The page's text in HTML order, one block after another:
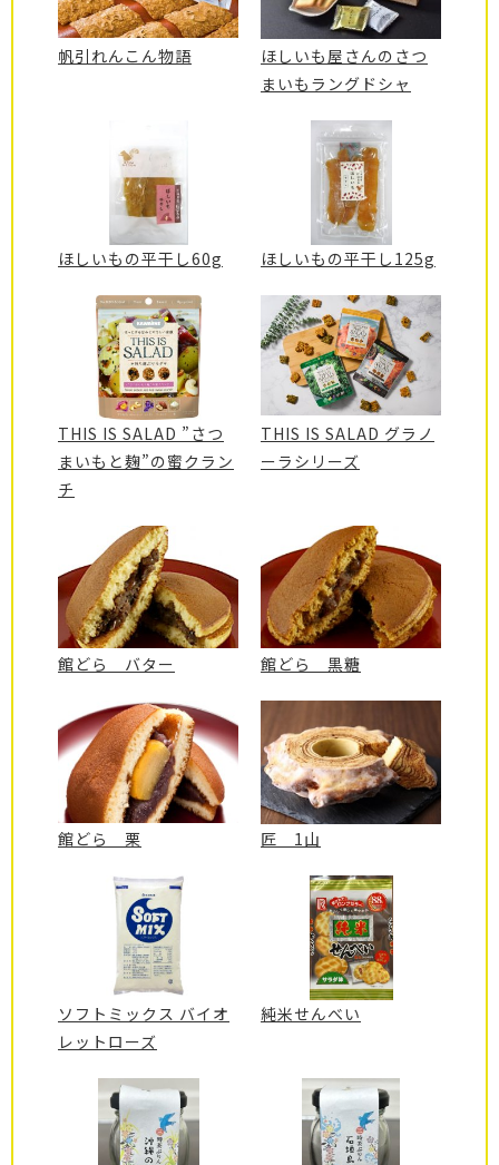
帆引れんこん物語
ほしいも屋さんのさつ
まいもラングドシャ
ほしいもの平干し60g ほしいもの平干し125g
THIS IS SALAD ”さつ
まいもと麹”の蜜クラン
チ
THIS IS SALAD グラノ
ーラシリーズ
館どら バター 館どら 黒糖
館どら 栗 匠 1山
ソフトミックス バイオ
レットローズ
純米せんべい